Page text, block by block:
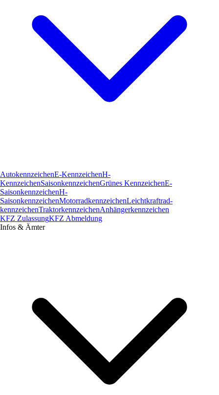
AutokennzeichenE-KennzeichenH-
KennzeichenSaisonkennzeichenGrünes KennzeichenE-
SaisonkennzeichenH-
SaisonkennzeichenMotorradkennzeichenLeichtkraftrad­
kennzeichenTraktorkennzeichenAnhängerkennzeichen
KFZ ZulassungKFZ Abmeldung
Infos & Ämter